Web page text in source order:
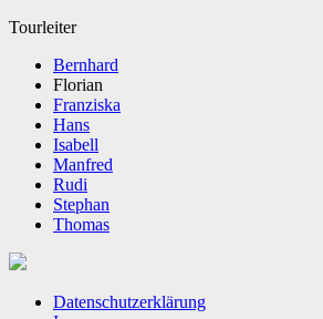
Tourleiter
Bernhard
Florian
Franziska
Hans
Isabell
Manfred
Rudi
Stephan
Thomas
Datenschutzerklärung